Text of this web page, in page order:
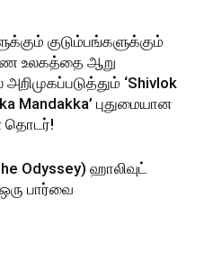
குடும்பங்களுக்கும்
உலகத்தை ஆறு
‘Shivlok
Mandakka’ புதுமையான
தொடர்!
Odyssey) ஹாலிவுட்
பார்வை